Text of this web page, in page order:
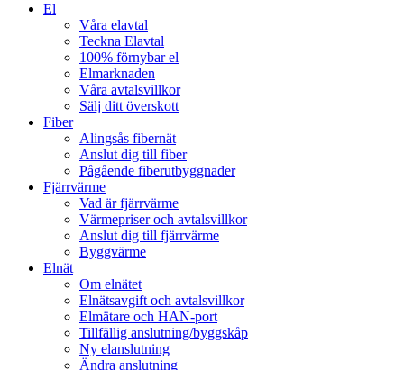
El
Våra elavtal
Teckna Elavtal
100% förnybar el
Elmarknaden
Våra avtalsvillkor
Sälj ditt överskott
Fiber
Alingsås fibernät
Anslut dig till fiber
Pågående fiberutbyggnader
Fjärrvärme
Vad är fjärrvärme
Värmepriser och avtalsvillkor
Anslut dig till fjärrvärme
Byggvärme
Elnät
Om elnätet
Elnätsavgift och avtalsvillkor
Elmätare och HAN-port
Tillfällig anslutning/byggskåp
Ny elanslutning
Ändra anslutning